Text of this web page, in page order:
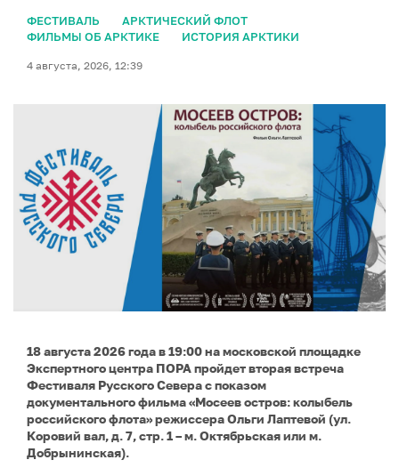
ФЕСТИВАЛЬ
АРКТИЧЕСКИЙ ФЛОТ
ФИЛЬМЫ ОБ АРКТИКЕ
ИСТОРИЯ АРКТИКИ
4 августа, 2026, 12:39
18 августа 2026 года в 19:00 на московской площадке
Экспертного центра ПОРА пройдет вторая встреча
Фестиваля Русского Севера с показом
документального фильма «Мосеев остров: колыбель
российского флота» режиссера Ольги Лаптевой (ул.
Коровий вал, д. 7, стр. 1 – м. Октябрьская или м.
Добрынинская).